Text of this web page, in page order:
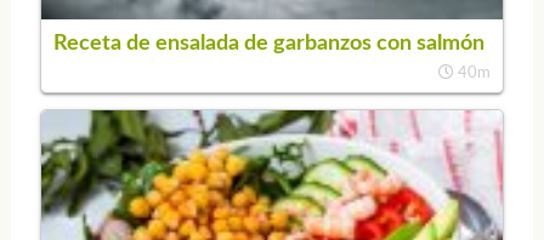
Receta de ensalada de garbanzos con salmón
40m